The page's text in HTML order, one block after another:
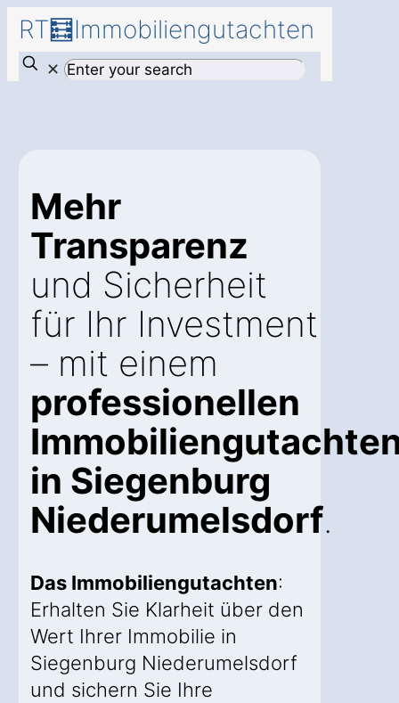
RT🧮Immobiliengutachten
✕
Mehr
Transparenz
und Sicherheit
für Ihr Investment
– mit einem
professionellen
in Siegenburg
Niederumelsdorf.
Das Immobiliengutachten:
Erhalten Sie Klarheit über den
Wert Ihrer Immobilie in
Siegenburg Niederumelsdorf
und sichern Sie Ihre